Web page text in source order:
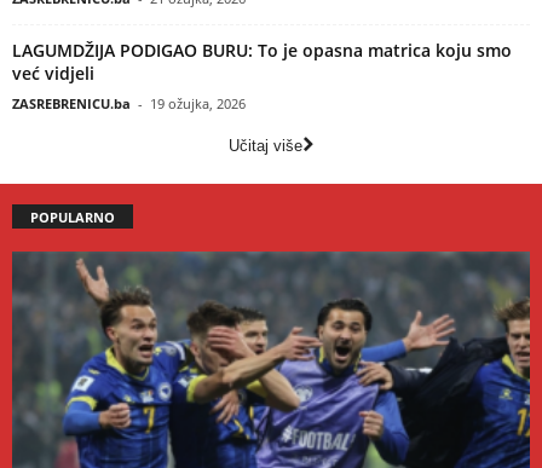
LAGUMDŽIJA PODIGAO BURU: To je opasna matrica koju smo
već vidjeli
ZASREBRENICU.ba - 19 ožujka, 2026
Učitaj više
POPULARNO